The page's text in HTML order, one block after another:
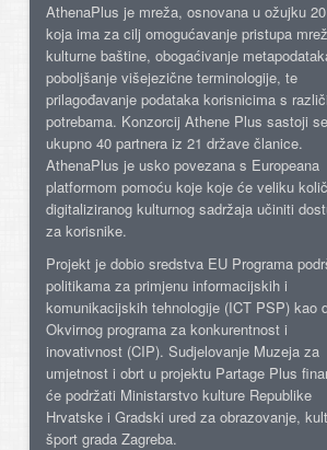
AthenaPlus je mreža, osnovana u ožujku
koja ima za cilj omogućavanje pristupa
kulturne baštine, obogaćivanje
poboljšanje višejezične terminologije, te
prilagođavanje podataka korisnicima s
potrebama. Konzorcij Athene Plus sastoji
ukupno 40 partnera iz 21 države članice.
AthenaPlus je usko povezana s Europeana
platformom pomoću koje koje će veliku
digitaliziranog kulturnog sadržaja učiniti
za korisnike.
Projekt je dobio sredstva EU Programa
politikama za primjenu informacijskih i
komunikacijskih tehnologije (ICT PSP) kao
Okvirnog programa za konkurentnost i
inovativnost (CIP). Sudjelovanje Muzeja za
umjetnost i obrt u projektu Partage Plus
će podržati Ministarstvo kulture Republike
Hrvatske i Gradski ured za obrazovanje,
šport grada Zagreba.